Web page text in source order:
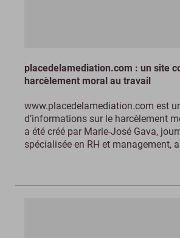
placedelamediation.com : un site
harcèlement moral au travail
www.placedelamediation.com est
d’informations sur le harcèlement
a été créé par Marie-José Gava,
spécialisée en RH et management,